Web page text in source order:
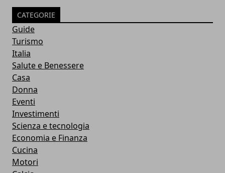
CATEGORIE
Guide
Turismo
Italia
Salute e Benessere
Casa
Donna
Eventi
Investimenti
Scienza e tecnologia
Economia e Finanza
Cucina
Motori